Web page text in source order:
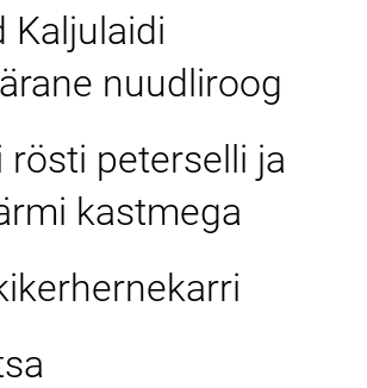
Kaljulaidi
nuudliroog
rösti peterselli ja
kastmega